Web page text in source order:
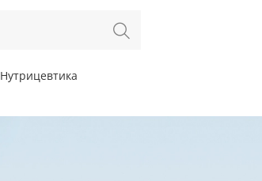
Нутрицевтика